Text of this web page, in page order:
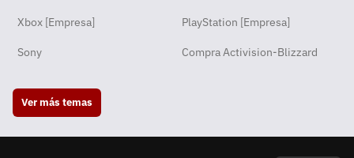
Xbox [Empresa] PlayStation [Empresa]
Sony Compra Activision-Blizzard
Ver más temas